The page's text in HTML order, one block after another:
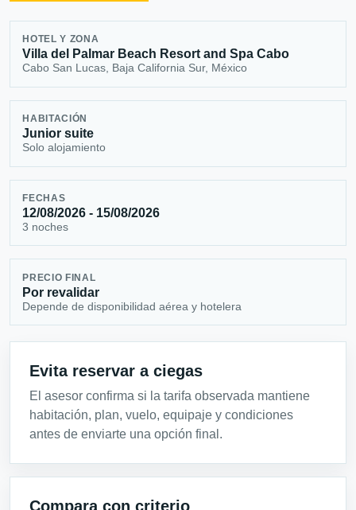
HOTEL Y ZONA
Villa del Palmar Beach Resort and Spa Cabo
Cabo San Lucas, Baja California Sur, México
HABITACIÓN
Junior suite
Solo alojamiento
FECHAS
12/08/2026 - 15/08/2026
3 noches
PRECIO FINAL
Por revalidar
Depende de disponibilidad aérea y hotelera
Evita reservar a ciegas
El asesor confirma si la tarifa observada mantiene
habitación, plan, vuelo, equipaje y condiciones
antes de enviarte una opción final.
Compara con criterio